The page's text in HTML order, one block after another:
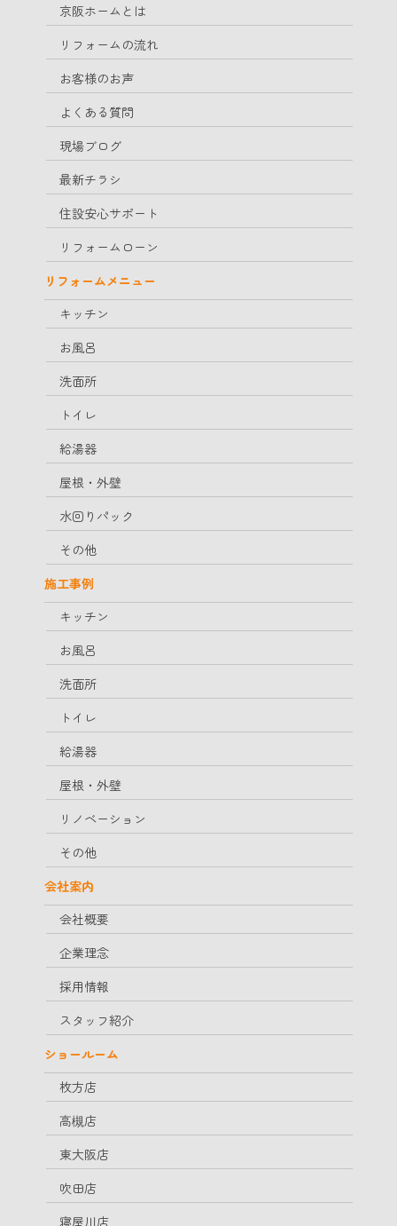
京阪ホームとは
リフォームの流れ
お客様のお声
よくある質問
現場ブログ
最新チラシ
住設安心サポート
リフォームローン
リフォームメニュー
キッチン
お風呂
洗面所
トイレ
給湯器
屋根・外壁
水回りパック
その他
施工事例
キッチン
お風呂
洗面所
トイレ
給湯器
屋根・外壁
リノベーション
その他
会社案内
会社概要
企業理念
採用情報
スタッフ紹介
ショールーム
枚方店
高槻店
東大阪店
吹田店
寝屋川店